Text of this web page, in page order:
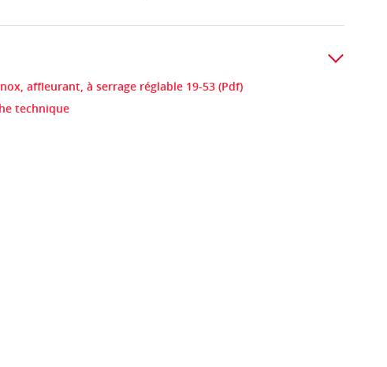
affleurant, à serrage réglable 19-53 (Pdf)
technique